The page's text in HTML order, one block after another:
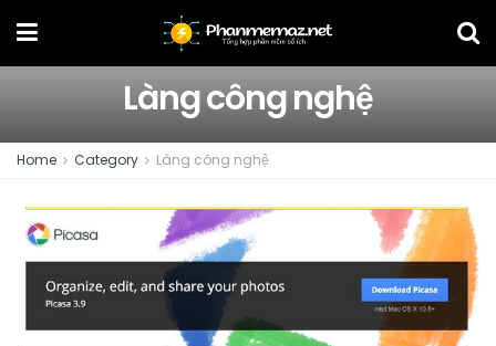
Làng công nghệ
Home Category Làng công nghệ